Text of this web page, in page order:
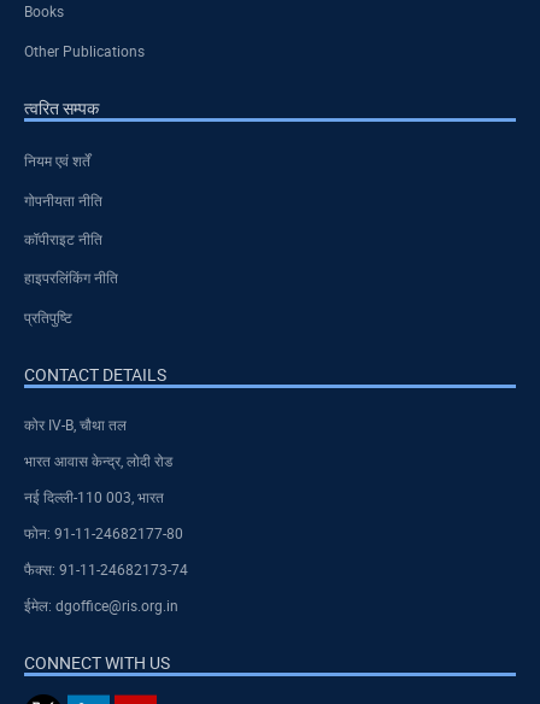
Books
Other Publications
त्वरित सम्पक
नियम एवं शर्तें
गोपनीयता नीति
कॉपीराइट नीति
हाइपरलिंकिंग नीति
प्रतिपुष्टि
CONTACT DETAILS
कोर IV-B, चौथा तल
भारत आवास केन्द्र, लोदी रोड
नई दिल्ली-110 003, भारत
फोन: 91-11-24682177-80
फैक्स: 91-11-24682173-74
ईमेल: dgoffice@ris.org.in
CONNECT WITH US